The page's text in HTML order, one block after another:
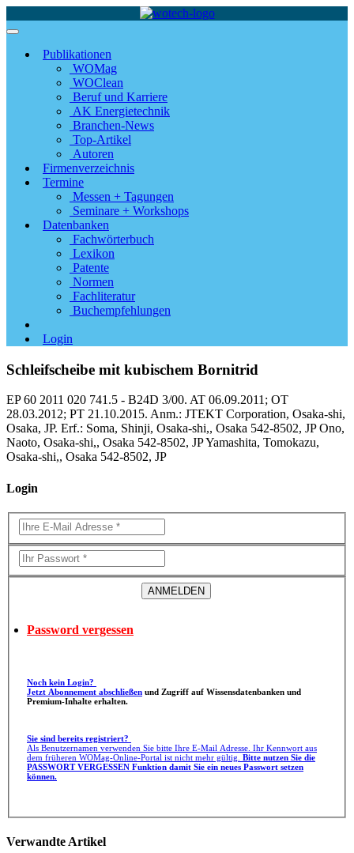
Publikationen
WOMag
WOClean
Beruf und Karriere
AK Energietechnik
Branchen-News
Top-Artikel
Autoren
Firmenverzeichnis
Termine
Messen + Tagungen
Seminare + Workshops
Datenbanken
Fachwörterbuch
Lexikon
Patente
Normen
Fachliteratur
Buchempfehlungen
Login
Schleifscheibe mit kubischem Bornitrid
EP 60 2011 020 741.5 - B24D 3/00. AT 06.09.2011; OT
28.03.2012; PT 21.10.2015. Anm.: JTEKT Corporation, Osaka-shi,
Osaka, JP. Erf.: Soma, Shinji, Osaka-shi,, Osaka 542-8502, JP Ono,
Naoto, Osaka-shi,, Osaka 542-8502, JP Yamashita, Tomokazu,
Osaka-shi,, Osaka 542-8502, JP
Login
Password vergessen
Noch kein Login?
Jetzt Abonnement abschließen
Premium-Inhalte erhalten.
Sie sind bereits registriert?
Als Benutzernamen verwenden Sie bitte Ihre E-Mail Adresse. Ihr Kennwort aus
dem früheren WOMag-Online-Portal ist nicht mehr gültig. Bitte nutzen Sie die
PASSWORT VERGESSEN Funktion damit Sie ein neues Passwort setzen
können.
Verwandte Artikel